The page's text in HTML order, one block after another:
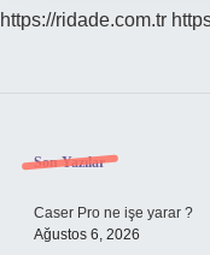
https://ridade.com.tr
Sidebar
Son Yazılar
Caser Pro ne işe yarar ?
Ağustos 6, 2026